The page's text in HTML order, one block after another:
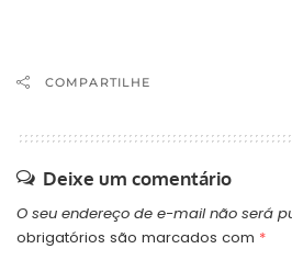
COMPARTILHE
Deixe um comentário
O seu endereço de e-mail não será
obrigatórios são marcados com *